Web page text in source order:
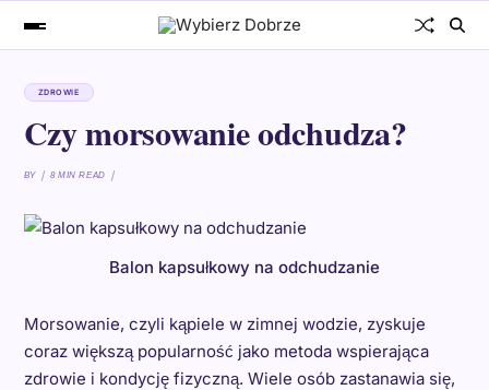
ZDROWIE
Czy morsowanie odchudza?
BY 8 MIN READ
Balon kapsułkowy na odchudzanie
Morsowanie, czyli kąpiele w zimnej wodzie, zyskuje
coraz większą popularność jako metoda wspierająca
zdrowie i kondycję fizyczną. Wiele osób zastanawia się,